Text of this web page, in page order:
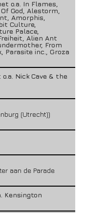
o.a. In Flames,
God, Alestorm,
Amorphis,
Culture,
Palace,
Alien Ant
From
Parasite inc., Groza
Nick Cave & the
(Utrecht))
aan de Parade
Kensington